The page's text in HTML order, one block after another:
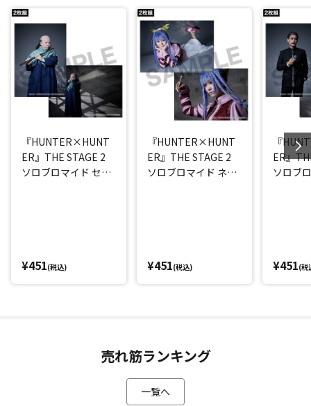
『HUNTER×HUNT
ER』THE STAGE 2
ソロブロマイド セン
¥451(税込)
『HUNTER×HUNT
ER』THE STAGE 2
ソロブロマイド ネオ
¥451(税込)
『
ER』
ソロブ
¥451(税
売れ筋ランキング
一覧へ